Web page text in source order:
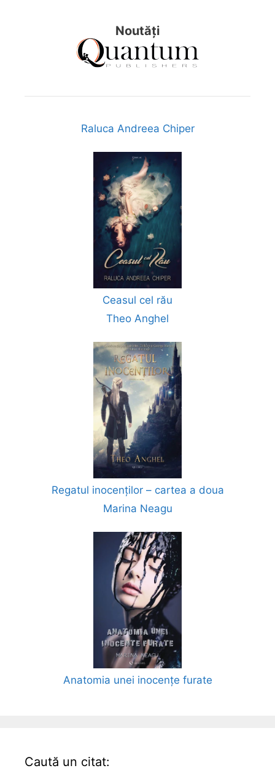
Noutăți
Raluca Andreea Chiper
Ceasul cel rău
Theo Anghel
Regatul inocenților – cartea a doua
Marina Neagu
Anatomia unei inocențe furate
Caută un citat: